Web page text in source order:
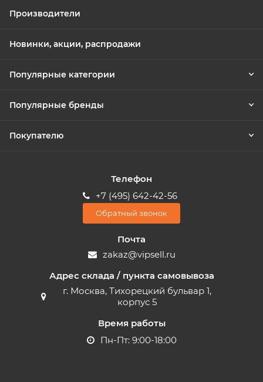
Производители
Новинки, акции, распродажи
Популярные категории
Популярные бренды
Покупателю
Телефон
+7 (495) 642-42-56
Обратный звонок
Почта
zakaz@vipsell.ru
Адрес склада / пункта самовывоза
г. Москва, Тихорецкий бульвар 1,
корпус 5
Время работы
Пн-Пт: 9:00-18:00